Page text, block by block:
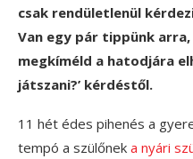
csak rendületlenül
Van egy pár tippünk
megkíméld a hatodjára
játszani?’ kérdéstől.
11 hét édes pihenés a
tempó a szülőnek a nyári